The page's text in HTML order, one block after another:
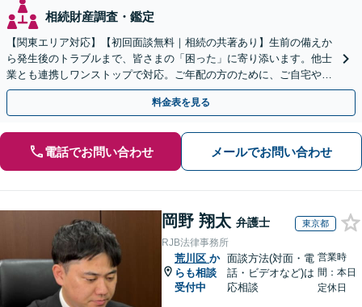
相続財産調査・鑑定
【関東エリア対応】【初回面談無料｜相続の共著あり】生前の備えか
ら発生後のトラブルまで、皆さまの「困った」に寄り添います。他士
業とも連携しワンストップで対応。ご年配の方のために、ご自宅やご
近所への出張相談も実施【秘密厳守｜休日・夜間相談可】
料金表を見る
電話でお問い合わせ メールでお問い合わせ
岡野 翔太 弁護士 東京都
RJB法律事務所
荒川区 か
らも相談
受付中
面談方法(対面・電
話・ビデオなど)は
応相談
営業時
間：本日
定休日